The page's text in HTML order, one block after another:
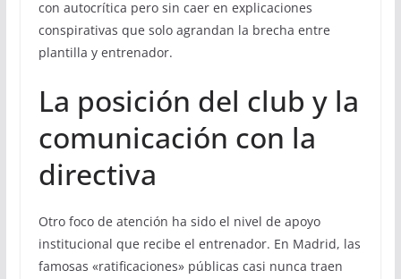
con autocrítica pero sin caer en explicaciones
conspirativas que solo agrandan la brecha entre
plantilla y entrenador.
La posición del club y la
comunicación con la
directiva
Otro foco de atención ha sido el nivel de apoyo
institucional que recibe el entrenador. En Madrid, las
famosas «ratificaciones» públicas casi nunca traen